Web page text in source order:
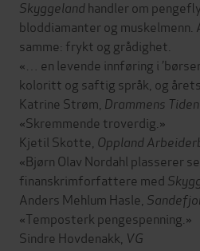
Skyggelandhandler om
bloddiamanter og muskelmenn.
samme: frykt og grådighet.
«… en levende innføring i
koloritt og saftig språk, og
Katrine Strøm, Drammens
«Skremmende troverdig.»
Kjetil Skotte, Oppland
«Bjørn Olav Nordahl plasserer
finanskrimforfattere med
Anders Mehlum Hasle,
«Temposterk pengespenning.»
Sindre Hovdenakk, VG